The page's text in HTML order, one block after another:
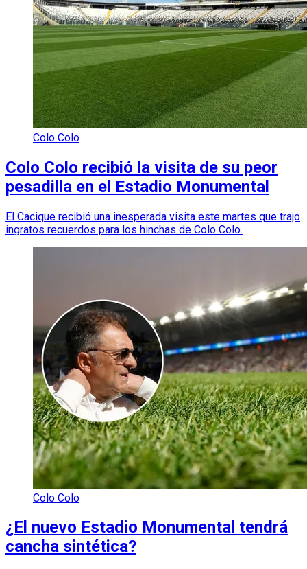
Colo Colo
Colo Colo recibió la visita de su peor
pesadilla en el Estadio Monumental
El Cacique recibió una inesperada visita este martes que trajo
ingratos recuerdos para los hinchas de Colo Colo.
Colo Colo
¿El nuevo Estadio Monumental tendrá
cancha sintética?